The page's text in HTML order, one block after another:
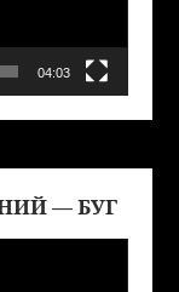
04:03
— БУГ